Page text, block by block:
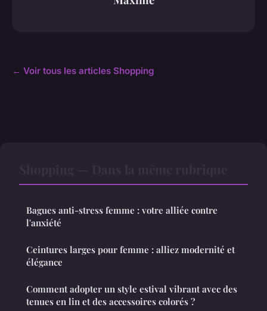
← Voir tous les articles Shopping
Bagues anti-stress femme : votre alliée contre
l'anxiété
Ceintures larges pour femme : alliez modernité et
élégance
Comment adopter un style estival vibrant avec des
tenues en lin et des accessoires colorés ?